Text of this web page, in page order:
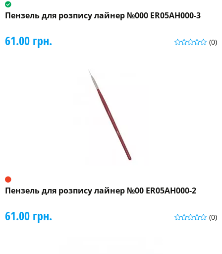
Пензель для розпису лайнер №000 ER05AH000-3
(0)
61.00 грн.
Пензель для розпису лайнер №00 ER05AH000-2
(0)
61.00 грн.